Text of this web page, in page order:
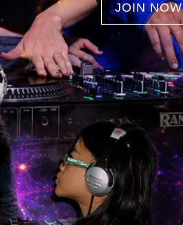
JOIN NOW